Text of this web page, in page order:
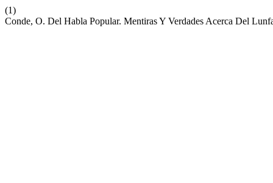
(1)
Conde, O. Del Habla Popular. Mentiras Y Verdades Acerca Del